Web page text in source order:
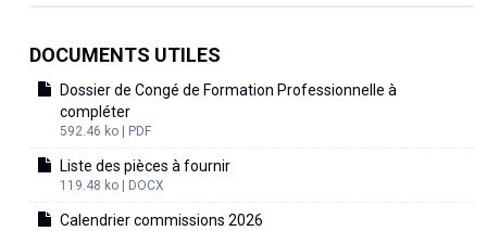
DOCUMENTS UTILES
Dossier de Congé de Formation Professionnelle à
compléter
592.46 ko | PDF
Liste des pièces à fournir
119.48 ko | DOCX
Calendrier commissions 2026